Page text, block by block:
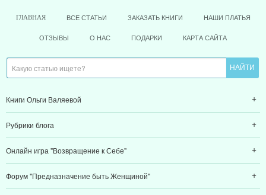
ГЛАВНАЯ ВСЕ СТАТЬИ ЗАКАЗАТЬ КНИГИ НАШИ ПЛАТЬЯ
ОТЗЫВЫ О НАС ПОДАРКИ КАРТА САЙТА
Книги Ольги Валяевой
Рубрики блога
Онлайн игра "Возвращение к Себе"
Форум "Предназначение быть Женщиной"